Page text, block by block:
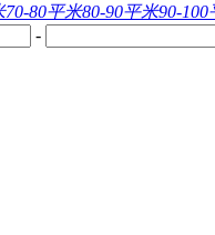
70-80平米80-90平米90-100
-